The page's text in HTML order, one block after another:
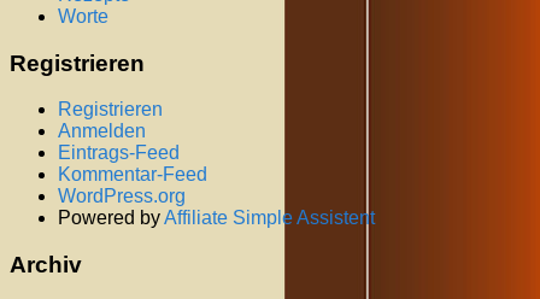
Worte
Registrieren
Registrieren
Anmelden
Eintrags-Feed
Kommentar-Feed
WordPress.org
Powered byAffiliate Simple Assistent
Archiv